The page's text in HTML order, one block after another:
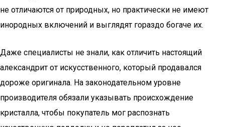
не отличаются от природных, но практически не имеют
инородных включений и выглядят гораздо богаче их.
Даже специалисты не знали, как отличить настоящий
александрит от искусственного, который продавался
дороже оригинала. На законодательном уровне
производителя обязали указывать происхождение
кристалла, чтобы покупатель мог распознать